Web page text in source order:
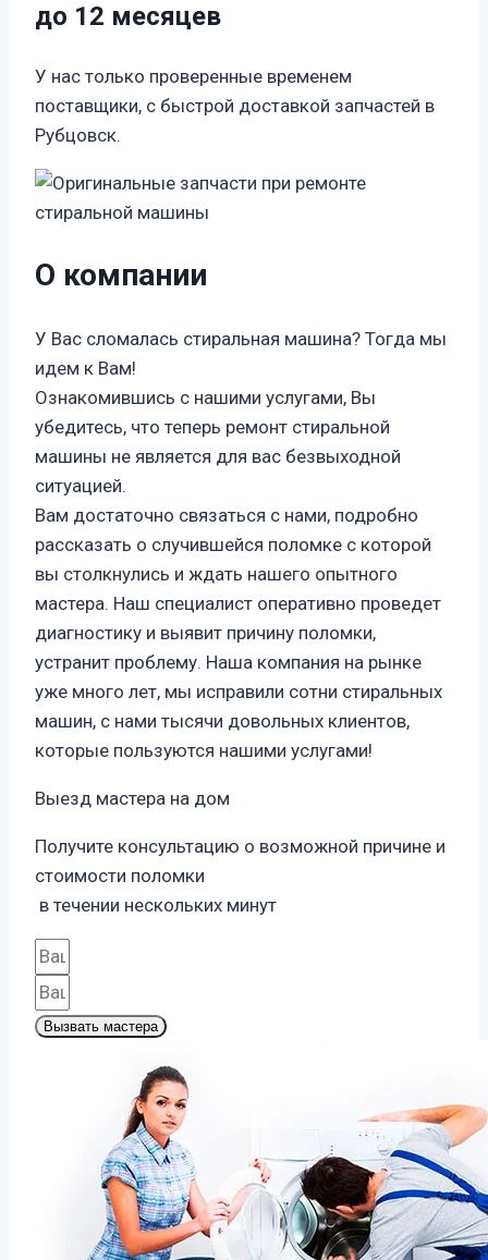
до 12 месяцев
У нас только проверенные временем
поставщики, с быстрой доставкой запчастей в
Рубцовск.
О компании
У Вас сломалась стиральная машина? Тогда мы
идем к Вам!
Ознакомившись с нашими услугами, Вы
убедитесь, что теперь ремонт стиральной
машины не является для вас безвыходной
ситуацией.
Вам достаточно связаться с нами, подробно
рассказать о случившейся поломке с которой
вы столкнулись и ждать нашего опытного
мастера. Наш специалист оперативно проведет
диагностику и выявит причину поломки,
устранит проблему. Наша компания на рынке
уже много лет, мы исправили сотни стиральных
машин, с нами тысячи довольных клиентов,
которые пользуются нашими услугами!
Выезд мастера на дом
Получите консультацию о возможной причине и
стоимости поломки
в течении нескольких минут
Вызвать мастера